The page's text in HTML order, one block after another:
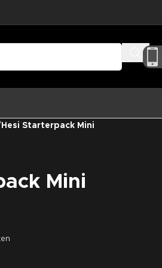
Hesi Starterpack Mini
Mini